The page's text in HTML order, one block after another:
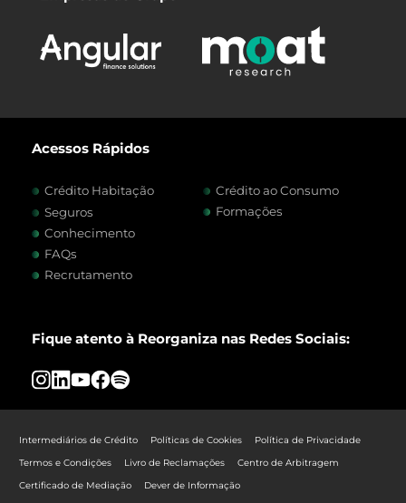
Acessos Rápidos
Crédito Habitação
Crédito ao Consumo
Seguros
Formações
Conhecimento
FAQs
Recrutamento
Fique atento à Reorganiza nas Redes Sociais:
Intermediários de Crédito Políticas de Cookies
Política de Privacidade
Termos e Condições
Livro de Reclamações
Centro de Arbitragem
Certificado de Mediação
Dever de Informação